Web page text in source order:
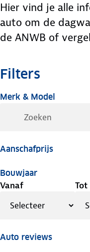
Hier vind je alle
auto om de
de ANWB of
Filters
Merk & Model
Aanschafprijs
Bouwjaar
Vanaf Tot
Auto reviews